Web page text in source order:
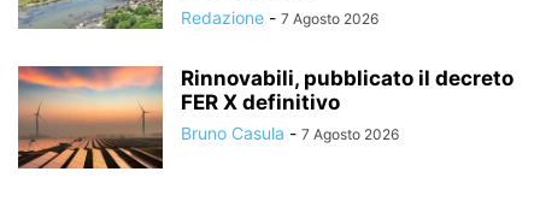
Redazione - 7 Agosto 2026
Rinnovabili, pubblicato il decreto
FER X definitivo
Bruno Casula - 7 Agosto 2026